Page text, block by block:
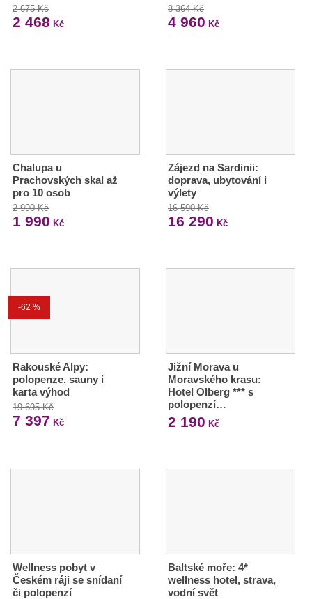
2 675 Kč
2 468 Kč
8 364 Kč
4 960 Kč
Chalupa u
Prachovských skal až
pro 10 osob
2 990 Kč
1 990 Kč
Zájezd na Sardinii:
doprava, ubytování i
výlety
16 590 Kč
16 290 Kč
-62 %
Rakouské Alpy:
polopenze, sauny i
karta výhod
19 695 Kč
7 397 Kč
Jižní Morava u
Moravského krasu:
Hotel Olberg *** s
polopenzí…
2 190 Kč
Wellness pobyt v
Českém ráji se snídaní
či polopenzí
Baltské moře: 4*
wellness hotel, strava,
vodní svět